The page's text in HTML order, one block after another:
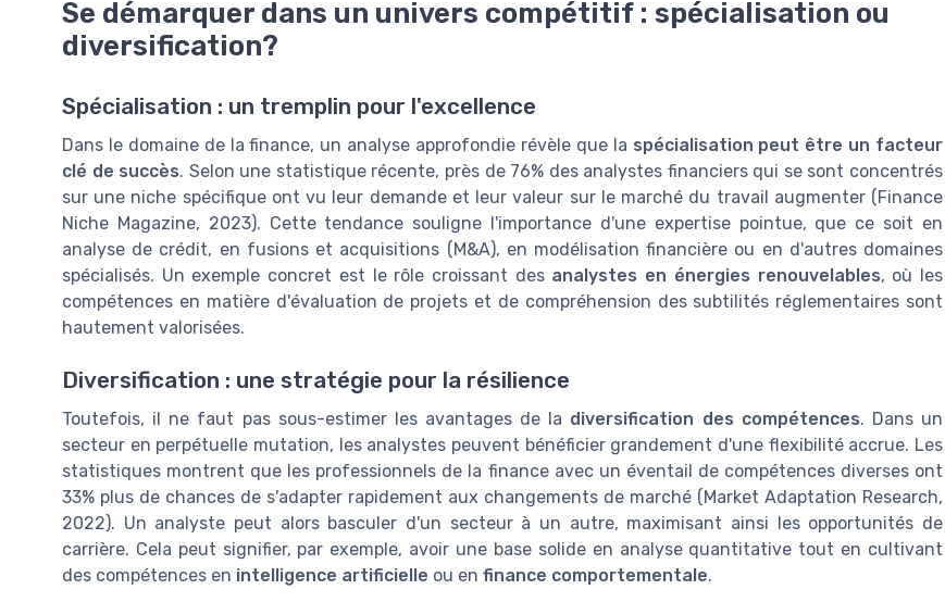
Se démarquer dans un univers compétitif : spécialisation ou
diversification?
Spécialisation : un tremplin pour l'excellence
Dans le domaine de la finance, un analyse approfondie révèle que la spécialisation peut être un facteur
clé de succès. Selon une statistique récente, près de 76% des analystes financiers qui se sont concentrés
sur une niche spécifique ont vu leur demande et leur valeur sur le marché du travail augmenter (Finance
Niche Magazine, 2023). Cette tendance souligne l'importance d'une expertise pointue, que ce soit en
analyse de crédit, en fusions et acquisitions (M&A), en modélisation financière ou en d'autres domaines
spécialisés. Un exemple concret est le rôle croissant des analystes en énergies renouvelables, où les
compétences en matière d'évaluation de projets et de compréhension des subtilités réglementaires sont
hautement valorisées.
Diversification : une stratégie pour la résilience
Toutefois, il ne faut pas sous-estimer les avantages de la diversification des compétences. Dans un
secteur en perpétuelle mutation, les analystes peuvent bénéficier grandement d'une flexibilité accrue. Les
statistiques montrent que les professionnels de la finance avec un éventail de compétences diverses ont
33% plus de chances de s'adapter rapidement aux changements de marché (Market Adaptation Research,
2022). Un analyste peut alors basculer d'un secteur à un autre, maximisant ainsi les opportunités de
carrière. Cela peut signifier, par exemple, avoir une base solide en analyse quantitative tout en cultivant
des compétences en intelligence artificielle ou en finance comportementale.